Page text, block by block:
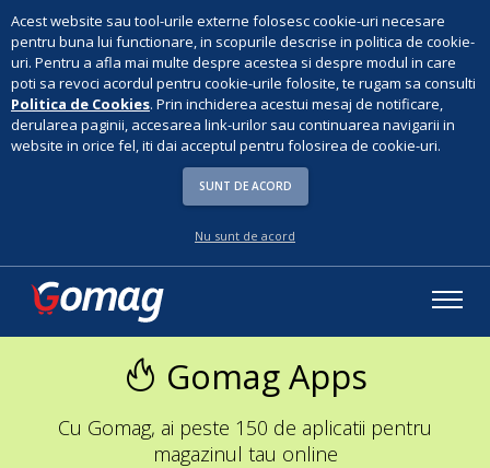
Acest website sau tool-urile externe folosesc cookie-uri necesare
pentru buna lui functionare, in scopurile descrise in politica de cookie-
uri. Pentru a afla mai multe despre acestea si despre modul in care
poti sa revoci acordul pentru cookie-urile folosite, te rugam sa consulti
Politica de Cookies. Prin inchiderea acestui mesaj de notificare,
derularea paginii, accesarea link-urilor sau continuarea navigarii in
website in orice fel, iti dai acceptul pentru folosirea de cookie-uri.
SUNT DE ACORD
Nu sunt de acord
Gomag Apps
Cu Gomag, ai peste 150 de aplicatii pentru
magazinul tau online